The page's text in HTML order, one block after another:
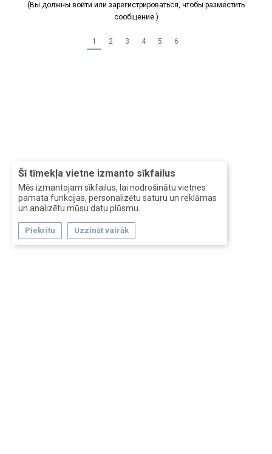
Šī tīmekļa vietne izmanto sīkfailus
Mēs izmantojam sīkfailus, lai nodrošinātu vietnes
pamata funkcijas, personalizētu saturu un reklāmas
un analizētu mūsu datu plūsmu.
Piekrītu Uzzināt vairāk
(Вы должны войти или зарегистрироваться, чтобы разместить
сообщение.)
1 2 3 4 5 6